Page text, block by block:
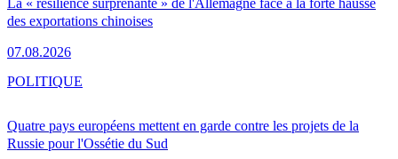
La « résilience surprenante » de l'Allemagne face à la forte hausse
des exportations chinoises
07.08.2026
Quatre pays européens mettent en garde contre les projets de la
Russie pour l'Ossétie du Sud
POLITIQUE